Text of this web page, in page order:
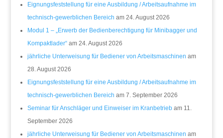
Eignungsfeststellung für eine Ausbildung / Arbeitsaufnahme im
technisch-gewerblichen Bereich am 24. August 2026
Modul 1 – „Erwerb der Bedienberechtigung für Minibagger und
Kompaktlader“am 24. August 2026
jährliche Unterweisung für Bediener von Arbeitsmaschinen am
28. August 2026
Eignungsfeststellung für eine Ausbildung / Arbeitsaufnahme im
technisch-gewerblichen Bereich am 7. September 2026
Seminar für Anschläger und Einweiser im Kranbetriebam 11.
September 2026
jährliche Unterweisung für Bediener von Arbeitsmaschinen am